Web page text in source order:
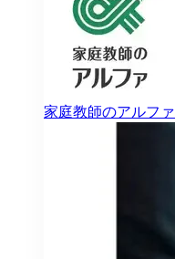
家庭教師のアルファ